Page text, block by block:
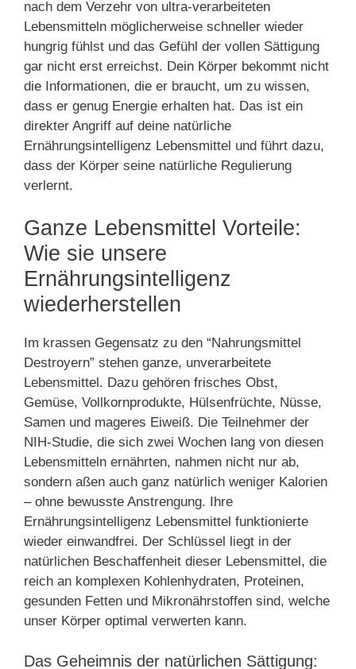
nach dem Verzehr von ultra-verarbeiteten
Lebensmitteln möglicherweise schneller wieder
hungrig fühlst und das Gefühl der vollen Sättigung
gar nicht erst erreichst. Dein Körper bekommt nicht
die Informationen, die er braucht, um zu wissen,
dass er genug Energie erhalten hat. Das ist ein
direkter Angriff auf deine natürliche
Ernährungsintelligenz Lebensmittel und führt dazu,
dass der Körper seine natürliche Regulierung
verlernt.
Ganze Lebensmittel Vorteile:
Wie sie unsere
Ernährungsintelligenz
wiederherstellen
Im krassen Gegensatz zu den “Nahrungsmittel
Destroyern” stehen ganze, unverarbeitete
Lebensmittel. Dazu gehören frisches Obst,
Gemüse, Vollkornprodukte, Hülsenfrüchte, Nüsse,
Samen und mageres Eiweiß. Die Teilnehmer der
NIH-Studie, die sich zwei Wochen lang von diesen
Lebensmitteln ernährten, nahmen nicht nur ab,
sondern aßen auch ganz natürlich weniger Kalorien
– ohne bewusste Anstrengung. Ihre
Ernährungsintelligenz Lebensmittel funktionierte
wieder einwandfrei. Der Schlüssel liegt in der
natürlichen Beschaffenheit dieser Lebensmittel, die
reich an komplexen Kohlenhydraten, Proteinen,
gesunden Fetten und Mikronährstoffen sind, welche
unser Körper optimal verwerten kann.
Das Geheimnis der natürlichen Sättigung: